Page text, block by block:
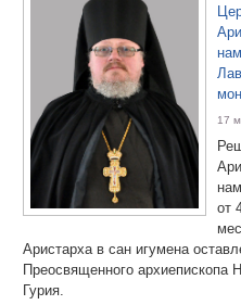
17
от
Аристарха в сан игумена
Преосвященного архиепископа
Гурия.